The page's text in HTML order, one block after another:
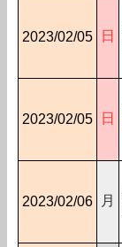
2023/02/05 日
2023/02/05 日
2023/02/06 月